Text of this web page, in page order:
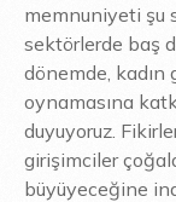
memnuniyeti şu
sektörlerde baş
dönemde, kadın
oynamasına
duyuyoruz.
girişimciler
büyüyeceğine